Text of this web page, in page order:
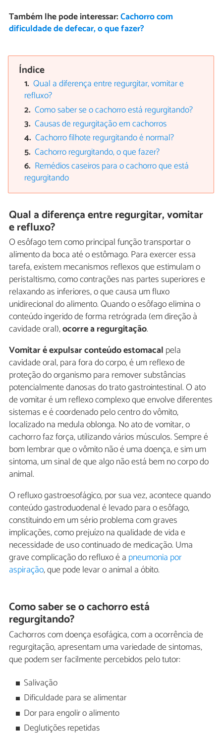
Também lhe pode interessar:Cachorro com
dificuldade de defecar, o que fazer?
Índice
Qual a diferença entre regurgitar, vomitar e
refluxo?
Como saber se o cachorro está regurgitando?
Causas de regurgitação em cachorros
Cachorro filhote regurgitando é normal?
Cachorro regurgitando, o que fazer?
Remédios caseiros para o cachorro que está
regurgitando
Qual a diferença entre regurgitar, vomitar
e refluxo?
O esôfago tem como principal função transportar o
alimento da boca até o estômago. Para exercer essa
tarefa, existem mecanismos reflexos que estimulam o
peristaltismo, como contrações nas partes superiores e
relaxando as inferiores, o que causa um fluxo
unidirecional do alimento. Quando o esôfago elimina o
conteúdo ingerido de forma retrógrada (em direção à
cavidade oral),ocorre a regurgitação.
Vomitar é expulsar conteúdo estomacal pela
cavidade oral, para fora do corpo, é um reflexo de
proteção do organismo para remover substâncias
potencialmente danosas do trato gastrointestinal. O ato
de vomitar é um reflexo complexo que envolve diferentes
sistemas e é coordenado pelo centro do vômito,
localizado na medula oblonga. No ato de vomitar, o
cachorro faz força, utilizando vários músculos. Sempre é
bom lembrar que o vômito não é uma doença, e sim um
sintoma, um sinal de que algo não está bem no corpo do
animal.
O refluxo gastroesofágico, por sua vez, acontece quando
conteúdo gastroduodenal é levado para o esôfago,
constituindo em um sério problema com graves
implicações, como prejuízo na qualidade de vida e
necessidade de uso continuado de medicação. Uma
grave complicação do refluxo é a pneumonia por
aspiração, que pode levar o animal a óbito.
Como saber se o cachorro está
regurgitando?
Cachorros com doença esofágica, com a ocorrência de
regurgitação, apresentam uma variedade de sintomas,
que podem ser facilmente percebidos pelo tutor:
Salivação
Dificuldade para se alimentar
Dor para engolir o alimento
Deglutições repetidas